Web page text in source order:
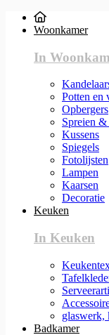
Woonkamer
In
Potten en
Opbergers
Spreien &
Kussens
Spiegels
Fotolijsten
Lampen
Kaarsen
Decoratie
Keuken
In Keuken
glaswerk,
Badkamer